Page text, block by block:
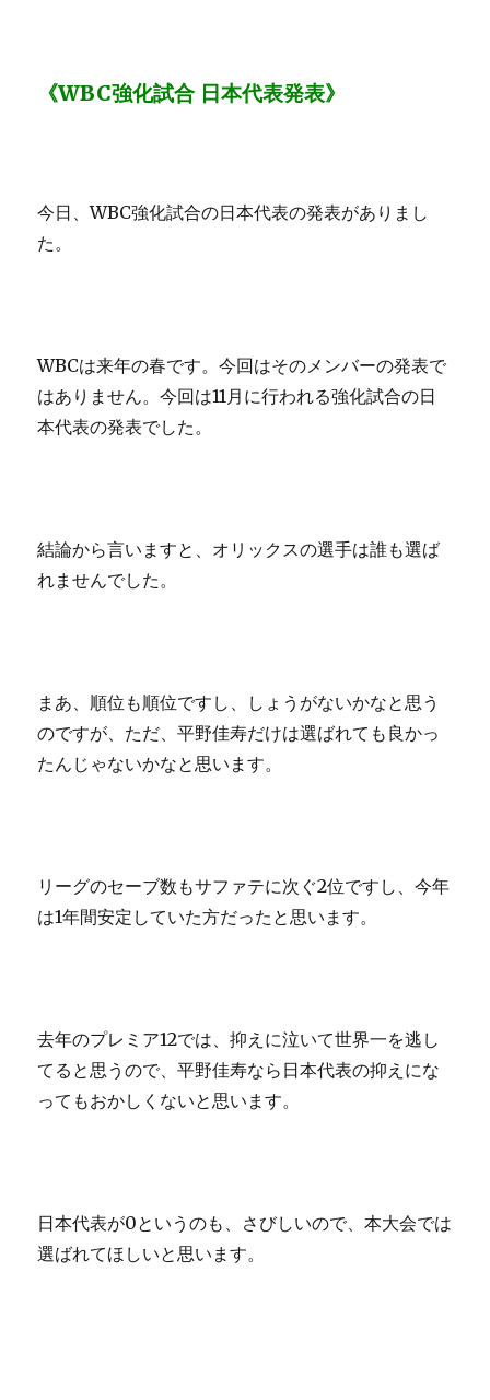
《WBC強化試合 日本代表発表》
今日、WBC強化試合の日本代表の発表がありまし
た。
WBCは来年の春です。今回はそのメンバーの発表で
はありません。今回は11月に行われる強化試合の日
本代表の発表でした。
結論から言いますと、オリックスの選手は誰も選ば
れませんでした。
まあ、順位も順位ですし、しょうがないかなと思う
のですが、ただ、平野佳寿だけは選ばれても良かっ
たんじゃないかなと思います。
リーグのセーブ数もサファテに次ぐ2位ですし、今年
は1年間安定していた方だったと思います。
去年のプレミア12では、抑えに泣いて世界一を逃し
てると思うので、平野佳寿なら日本代表の抑えにな
ってもおかしくないと思います。
日本代表が0というのも、さびしいので、本大会では
選ばれてほしいと思います。